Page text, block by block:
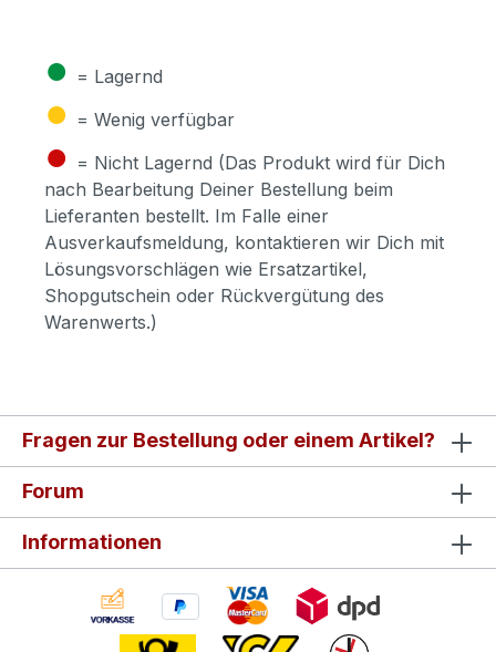
● = Lagernd
● = Wenig verfügbar
● = Nicht Lagernd (Das Produkt wird für Dich
nach Bearbeitung Deiner Bestellung beim
Lieferanten bestellt. Im Falle einer
Ausverkaufsmeldung, kontaktieren wir Dich mit
Lösungsvorschlägen wie Ersatzartikel,
Shopgutschein oder Rückvergütung des
Warenwerts.)
Fragen zur Bestellung oder einem Artikel?
Forum
Informationen